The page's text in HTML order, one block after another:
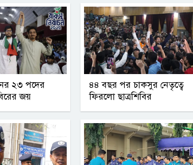
২৩ পদের
জয়
৪৪ বছর পর চাকসুর নেতৃত্বে
ফিরলো ছাত্রশিবির